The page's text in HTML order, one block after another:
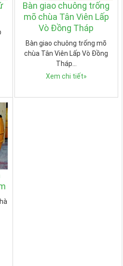
Bàn giao chuông trống
mõ chùa Tân Viên Lấp
Vò Đồng Tháp
Bàn giao chuông trống mõ
chùa Tân Viên Lấp Vò Đồng
Tháp…
Xem chi tiết»